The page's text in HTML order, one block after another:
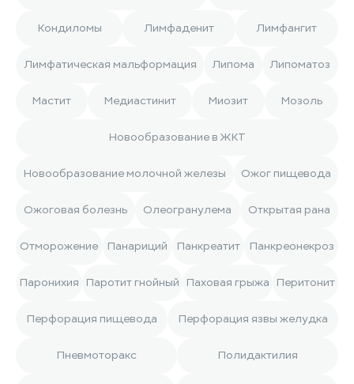
Кондиломы Лимфаденит Лимфангит
Лимфатическая мальформация Липома Липоматоз
Мастит Медиастинит Миозит Мозоль
Новообразование в ЖКТ
Новообразование молочной железы Ожог пищевода
Ожоговая болезнь Олеогранулема Открытая рана
Отморожение Панариций Панкреатит Панкреонекроз
Паронихия Паротит гнойный Паховая грыжа Перитонит
Перфорация пищевода Перфорация язвы желудка
Пневмоторакс Полидактилия